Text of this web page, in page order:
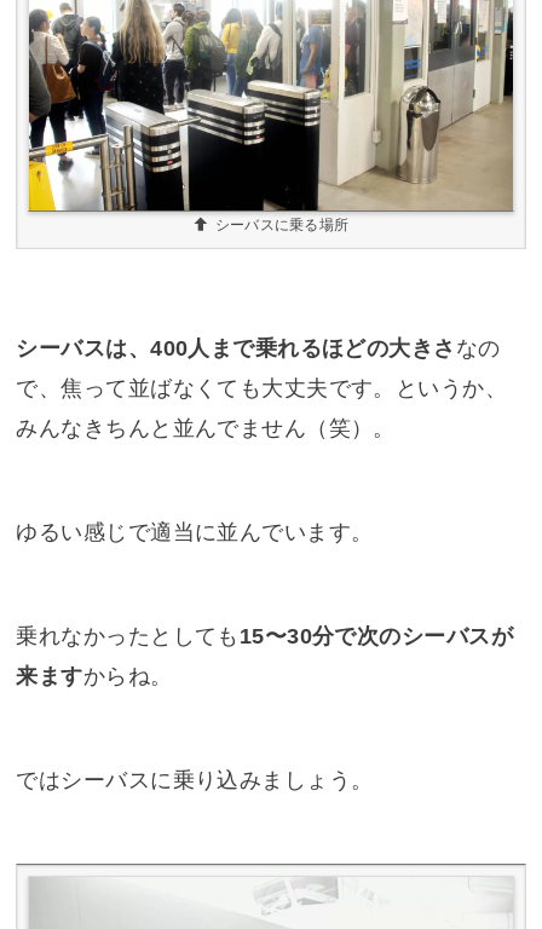
シーバスに乗る場所
シーバスは、400人まで乗れるほどの大きさ なの
で、焦って並ばなくても大丈夫です。というか、
みんなきちんと並んでません（笑）。
ゆるい感じで適当に並んでいます。
乗れなかったとしても 15〜30分で次のシーバスが
来ますからね。
ではシーバスに乗り込みましょう。